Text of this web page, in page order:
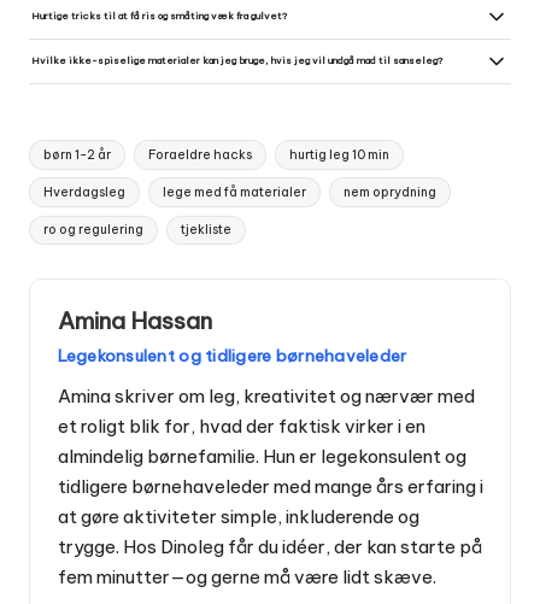
materialer der har været i barnets mund, har fået væske i sig, eller er blevet beskidte. Brug en fin si eller
Hurtige tricks til at få ris og småting væk fra gulvet?
håndstøvsuger til løse kerner og klistrede klumper. For små rester fungerer en let fugtet microfiberklud eller
Hvilke ikke-spiselige materialer kan jeg bruge, hvis jeg vil undgå mad til sanseleg?
Tags:
børn 1-2 år Foraeldre hacks hurtig leg 10 min
Hverdagsleg lege med få materialer nem oprydning
ro og regulering tjekliste
Amina Hassan
Legekonsulent og tidligere børnehaveleder
Amina skriver om leg, kreativitet og nærvær med
et roligt blik for, hvad der faktisk virker i en
almindelig børnefamilie. Hun er legekonsulent og
tidligere børnehaveleder med mange års erfaring i
at gøre aktiviteter simple, inkluderende og
trygge. Hos Dinoleg får du idéer, der kan starte på
fem minutter—og gerne må være lidt skæve.